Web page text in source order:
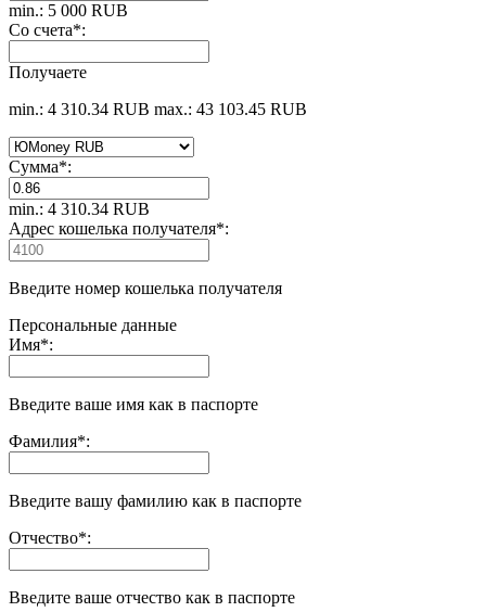
min.: 5 000 RUB
Со счета*:
Получаете
min.: 4 310.34 RUB max.: 43 103.45 RUB
Сумма*:
min.: 4 310.34 RUB
Адрес кошелька получателя*:
Введите номер кошелька получателя
Персональные данные
Имя*:
Введите ваше имя как в паспорте
Фамилия*:
Введите вашу фамилию как в паспорте
Отчество*:
Введите ваше отчество как в паспорте